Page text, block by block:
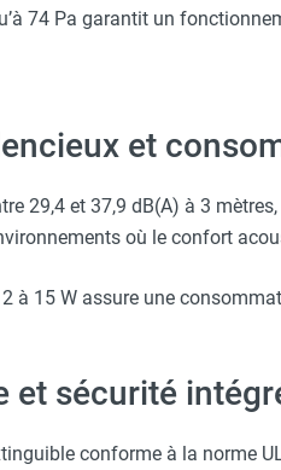
74 Pa garantit un
et
29,4 et 37,9 dB(A) à 3
où le confort
à 15 W assure une
et sécurité
conforme à la norme